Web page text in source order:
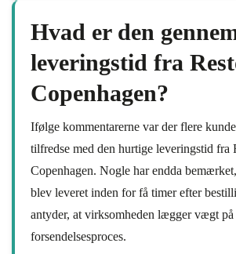
Hvad er den
leveringstid fra
Copenhagen?
Ifølge kommentarerne var der flere
tilfredse med den hurtige leveringstid fra
Copenhagen. Nogle har endda
blev leveret inden for få timer efter
antyder, at virksomheden lægger vægt
forsendelsesproces.